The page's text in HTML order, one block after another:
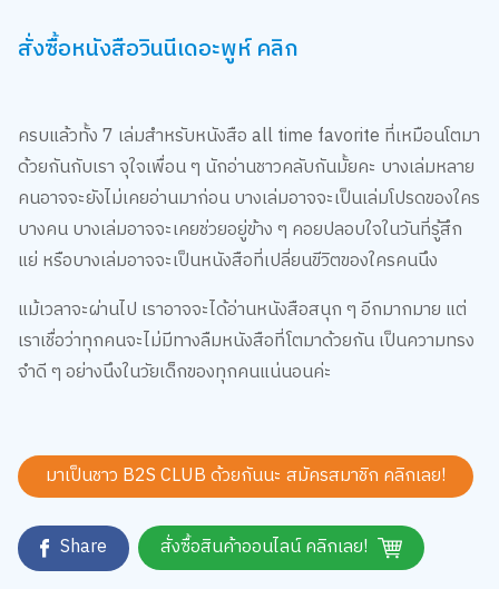
สั่งซื้อหนังสือวินนีเดอะพูห์ คลิก
ครบแล้วทั้ง 7 เล่มสำหรับหนังสือ all time favorite ที่เหมือนโตมา
ด้วยกันกับเรา จุใจเพื่อน ๆ นักอ่านชาวคลับกันมั้ยคะ บางเล่มหลาย
คนอาจจะยังไม่เคยอ่านมาก่อน บางเล่มอาจจะเป็นเล่มโปรดของใคร
บางคน บางเล่มอาจจะเคยช่วยอยู่ข้าง ๆ คอยปลอบใจในวันที่รู้สึก
แย่ หรือบางเล่มอาจจะเป็นหนังสือที่เปลี่ยนขีวิตของใครคนนึง
แม้เวลาจะผ่านไป เราอาจจะได้อ่านหนังสือสนุก ๆ อีกมากมาย แต่
เราเชื่อว่าทุกคนจะไม่มีทางลืมหนังสือที่โตมาด้วยกัน เป็นความทรง
จำดี ๆ อย่างนึงในวัยเด็กของทุกคนแน่นอนค่ะ
มาเป็นชาว B2S CLUB ด้วยกันนะ สมัครสมาชิก คลิกเลย!
Share สั่งซื้อสินค้าออนไลน์ คลิกเลย!